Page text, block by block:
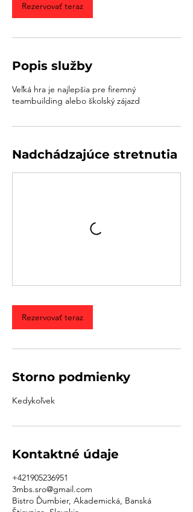
Rezervovať teraz
Popis služby
Veľká hra je najlepšia pre firemný
teambuilding alebo školský zájazd
Nadchádzajúce stretnutia
Rezervovať teraz
Storno podmienky
Kedykoľvek
Kontaktné údaje
+421905236951
3mbs.sro@gmail.com
Bistro Ďumbier, Akademická, Banská